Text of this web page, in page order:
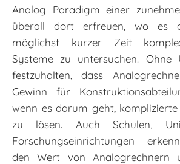
Analog Paradigm einer
überall dort erfreuen, wo es
möglichst kurzer Zeit
Systeme zu untersuchen. Ohne
festzuhalten, dass
Gewinn für
wenn es darum geht,
zu lösen. Auch Schulen,
Forschungseinrichtungen
den Wert von Analogrechnern